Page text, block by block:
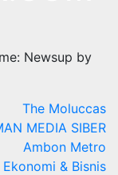
Newsup by
The Moluccas
MEDIA SIBER
Ambon Metro
Ekonomi & Bisnis